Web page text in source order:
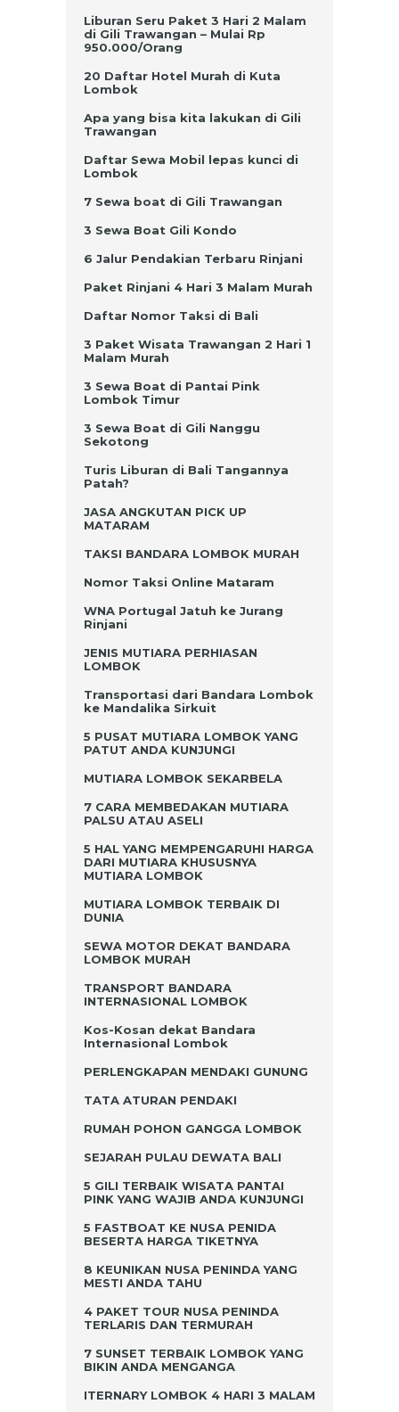
Liburan Seru Paket 3 Hari 2 Malam
di Gili Trawangan – Mulai Rp
950.000/Orang
20 Daftar Hotel Murah di Kuta
Lombok
Apa yang bisa kita lakukan di Gili
Trawangan
Daftar Sewa Mobil lepas kunci di
Lombok
7 Sewa boat di Gili Trawangan
3 Sewa Boat Gili Kondo
6 Jalur Pendakian Terbaru Rinjani
Paket Rinjani 4 Hari 3 Malam Murah
Daftar Nomor Taksi di Bali
3 Paket Wisata Trawangan 2 Hari 1
Malam Murah
3 Sewa Boat di Pantai Pink
Lombok Timur
3 Sewa Boat di Gili Nanggu
Sekotong
Turis Liburan di Bali Tangannya
Patah?
JASA ANGKUTAN PICK UP
MATARAM
TAKSI BANDARA LOMBOK MURAH
Nomor Taksi Online Mataram
WNA Portugal Jatuh ke Jurang
Rinjani
JENIS MUTIARA PERHIASAN
LOMBOK
Transportasi dari Bandara Lombok
ke Mandalika Sirkuit
5 PUSAT MUTIARA LOMBOK YANG
PATUT ANDA KUNJUNGI
MUTIARA LOMBOK SEKARBELA
7 CARA MEMBEDAKAN MUTIARA
PALSU ATAU ASELI
5 HAL YANG MEMPENGARUHI HARGA
DARI MUTIARA KHUSUSNYA
MUTIARA LOMBOK
MUTIARA LOMBOK TERBAIK DI
DUNIA
SEWA MOTOR DEKAT BANDARA
LOMBOK MURAH
TRANSPORT BANDARA
INTERNASIONAL LOMBOK
Kos-Kosan dekat Bandara
Internasional Lombok
PERLENGKAPAN MENDAKI GUNUNG
TATA ATURAN PENDAKI
RUMAH POHON GANGGA LOMBOK
SEJARAH PULAU DEWATA BALI
5 GILI TERBAIK WISATA PANTAI
PINK YANG WAJIB ANDA KUNJUNGI
5 FASTBOAT KE NUSA PENIDA
BESERTA HARGA TIKETNYA
8 KEUNIKAN NUSA PENINDA YANG
MESTI ANDA TAHU
4 PAKET TOUR NUSA PENINDA
TERLARIS DAN TERMURAH
7 SUNSET TERBAIK LOMBOK YANG
BIKIN ANDA MENGANGA
ITERNARY LOMBOK 4 HARI 3 MALAM